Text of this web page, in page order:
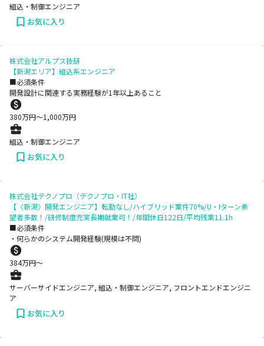
組込・制御エンジニア
お気に入り
株式会社アルプス技研
【新潟エリア】組込系エンジニア
■必須条件
開発設計に関連する実務経験が1年以上あること
380万円〜1,000万円
組込・制御エンジニア
お気に入り
株式会社テクノプロ（テクノプロ・IT社）
【〈新潟〉開発エンジニア】転勤なし/ハイブリッド案件70%/U・Iターン希
望者多数！/研修制度充実長期就業可！/年間休日122日/平均残業11.1h
■必須条件
・何らかのシステム開発経験(規模は不問)
384万円〜
サーバーサイドエンジニア, 組込・制御エンジニア, フロントエンドエンジニ
ア
お気に入り